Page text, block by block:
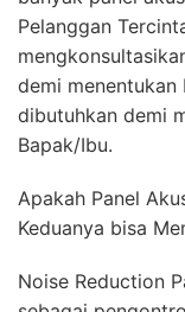
Pelanggan
demi
dibutuhkan demi
Bapak/Ibu.
Apakah Panel
Keduanya bisa
Noise Reduction